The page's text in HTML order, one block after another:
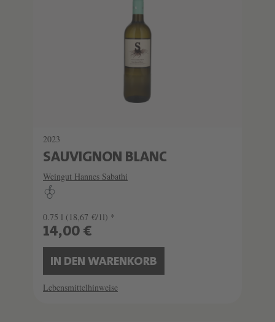
2023
SAUVIGNON BLANC
Weingut Hannes Sabathi
0.75 l (18,67 €/1l) *
14,00 €
IN DEN WARENKORB
Lebensmittelhinweise